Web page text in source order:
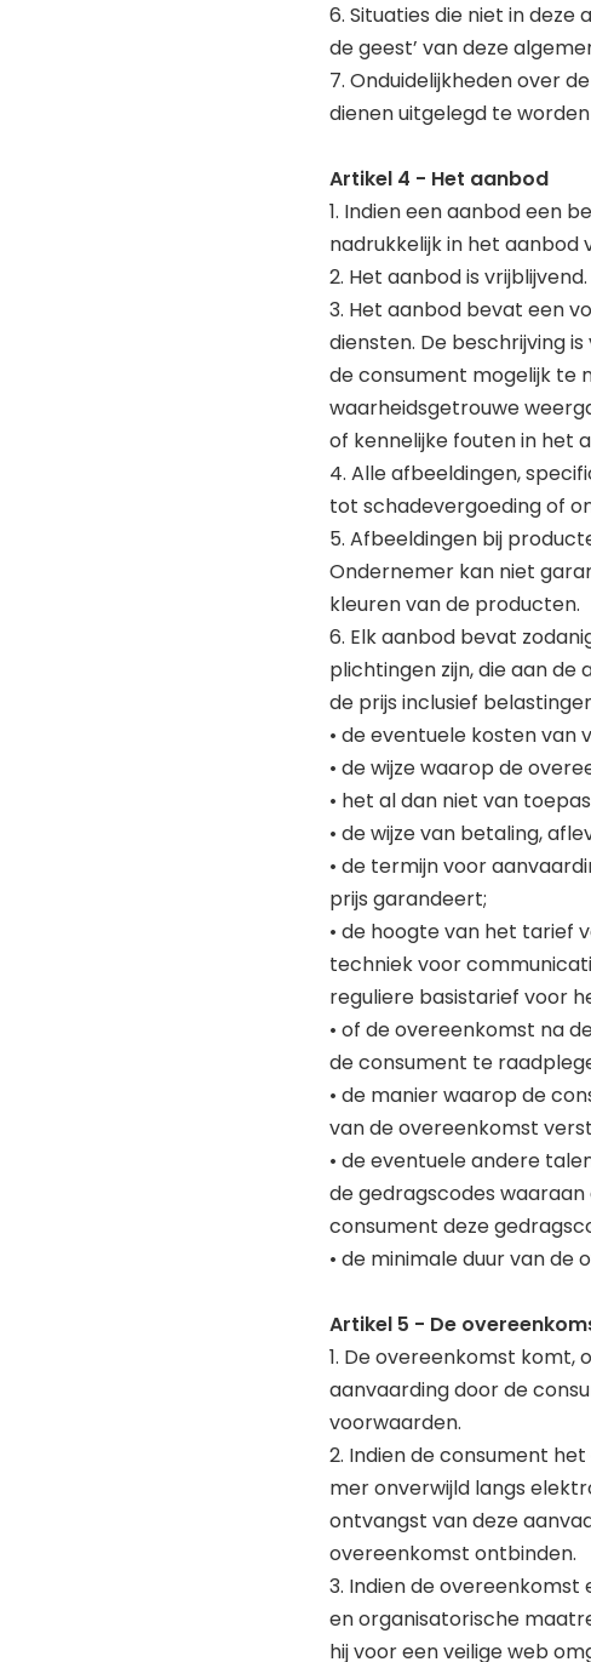
6. Situaties die niet in
de geest’ van deze
7. Onduidelijkheden over
dienen uitgelegd te
Artikel 4 - Het aanbod
1. Indien een aanbod een
nadrukkelijk in het aanbod
2. Het aanbod is
3. Het aanbod bevat een
diensten. De beschrijving
de consument mogelijk te
waarheidsgetrouwe
of kennelijke fouten in het
4. Alle afbeeldingen,
tot schadevergoeding of
5. Afbeeldingen bij
Ondernemer kan niet
kleuren van de producten.
6. Elk aanbod bevat
plichtingen zijn, die aan
de prijs inclusief
• de eventuele kosten van
• de wijze waarop de
• het al dan niet van
• de wijze van betaling,
• de termijn voor
prijs garandeert;
• de hoogte van het tarief
techniek voor
reguliere basistarief voor
• of de overeenkomst na
de consument te
• de manier waarop de
van de overeenkomst
• de eventuele andere
de gedragscodes
consument deze
• de minimale duur van
Artikel 5 - De
1. De overeenkomst
aanvaarding door de
voorwaarden.
2. Indien de consument
mer onverwijld langs
ontvangst van deze
overeenkomst ontbinden.
3. Indien de
en organisatorische
hij voor een veilige web